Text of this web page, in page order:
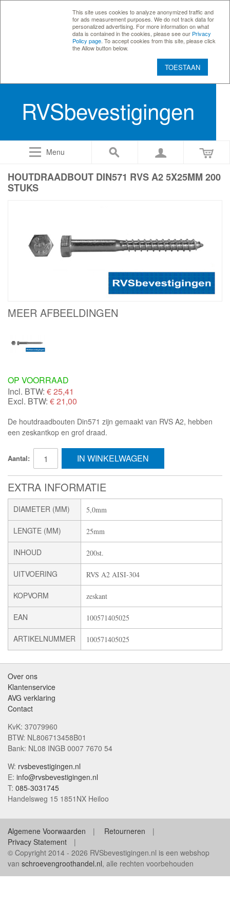
This site uses cookies to analyze anonymized traffic and
for ads measurement purposes. We do not track data for
personalized advertising. For more information on what
data is contained in the cookies, please see our Privacy
Policy page . To accept cookies from this site, please click
the Allow button below.
TOESTAAN
RVSbevestigingen
Menu
HOUTDRAADBOUT DIN571 RVS A2 5X25MM 200
STUKS
MEER AFBEELDINGEN
OP VOORRAAD
Incl. BTW: €25,41
Excl. BTW: € 21,00
De houtdraadbouten Din571 zijn gemaakt van RVS A2, hebben
een zeskantkop en grof draad.
Aantal: IN WINKELWAGEN
EXTRA INFORMATIE
DIAMETER (MM) 5,0mm
LENGTE (MM) 25mm
INHOUD 200st.
UITVOERING RVS A2 AISI-304
KOPVORM zeskant
EAN 100571405025
ARTIKELNUMMER 100571405025
Over ons
Klantenservice
AVG verklaring
Contact
KvK: 37079960
BTW: NL806713458B01
Bank: NL08 INGB 0007 7670 54
W: rvsbevestigingen.nl
E: info@rvsbevestigingen.nl
T: 085-3031745
Handelsweg 15 1851NX Heiloo
Algemene Voorwaarden
Retourneren
Privacy Statement
© Copyright 2014 - 2026 RVSbevestigingen.nl is een webshop
van schroevengroothandel.nl, alle rechten voorbehouden